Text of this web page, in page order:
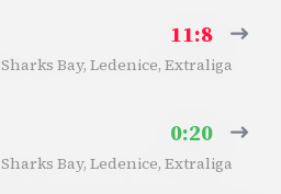
11:8
Sharks Bay, Ledenice, Extraliga
0:20
Sharks Bay, Ledenice, Extraliga